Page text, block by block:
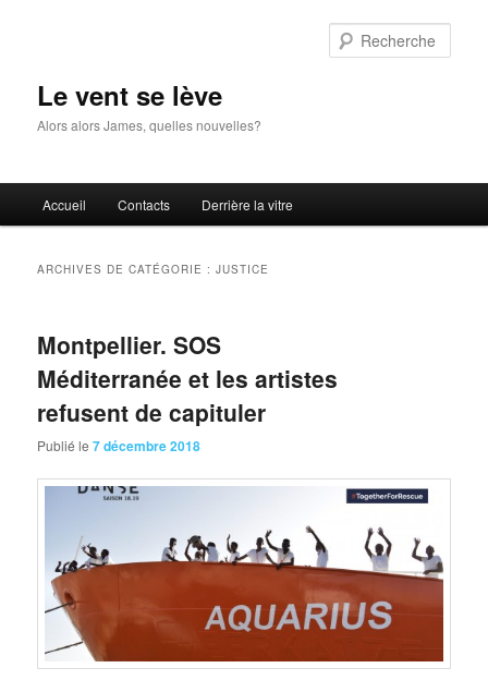
Le vent se lève
Alors alors James, quelles nouvelles?
principal
Accueil Contacts Derrière la vitre
ARCHIVES DE CATÉGORIE :JUSTICE
Montpellier. SOS
Méditerranée et les artistes
refusent de capituler
Publié le7 décembre 2018